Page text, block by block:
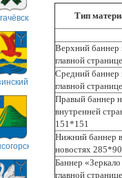
Тип
Верхний баннер
главной
Средний баннер
главной
Правый баннер
внутренней
151*151
Нижний баннер в
новостях 285*90
Баннер
главной странице